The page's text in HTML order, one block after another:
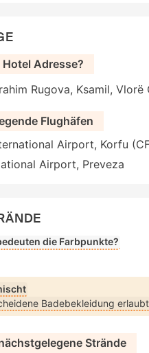
Hotel Adresse?
Rugova, Ksamil,
Flughäfen
Airport, Korfu
Airport, Preveza
die Farbpunkte?
Badebekleidung erlaubt
Strände